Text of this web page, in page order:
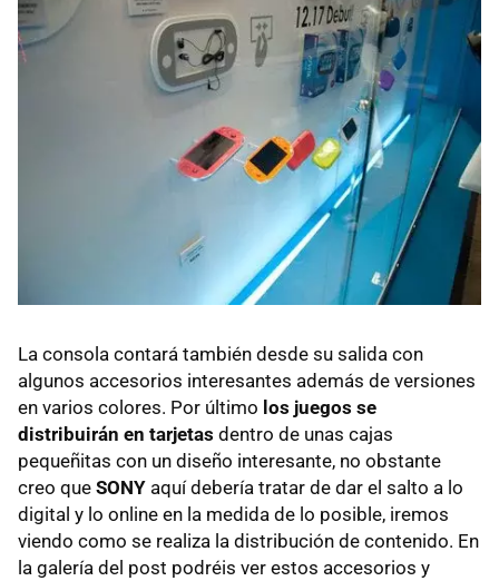
La consola contará también desde su salida con
algunos accesorios interesantes además de versiones
en varios colores. Por último los juegos se
distribuirán en tarjetas dentro de unas cajas
pequeñitas con un diseño interesante, no obstante
creo que SONY aquí debería tratar de dar el salto a lo
digital y lo online en la medida de lo posible, iremos
viendo como se realiza la distribución de contenido. En
la galería del post podréis ver estos accesorios y